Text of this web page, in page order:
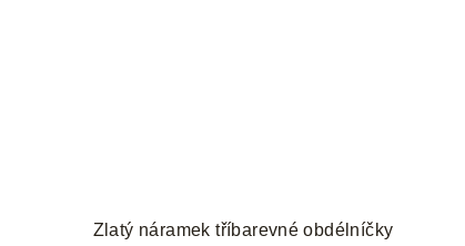
Zlatý náramek tříbarevné obdélníčky